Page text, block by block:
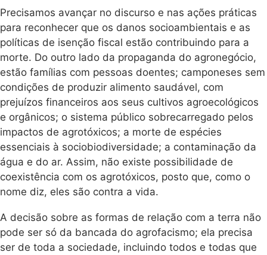
Precisamos avançar no discurso e nas ações práticas
para reconhecer que os danos socioambientais e as
políticas de isenção fiscal estão contribuindo para a
morte. Do outro lado da propaganda do agronegócio,
estão famílias com pessoas doentes; camponeses sem
condições de produzir alimento saudável, com
prejuízos financeiros aos seus cultivos agroecológicos
e orgânicos; o sistema público sobrecarregado pelos
impactos de agrotóxicos; a morte de espécies
essenciais à sociobiodiversidade; a contaminação da
água e do ar. Assim, não existe possibilidade de
coexistência com os agrotóxicos, posto que, como o
nome diz, eles são contra a vida.
A decisão sobre as formas de relação com a terra não
pode ser só da bancada do agrofacismo; ela precisa
ser de toda a sociedade, incluindo todos e todas que